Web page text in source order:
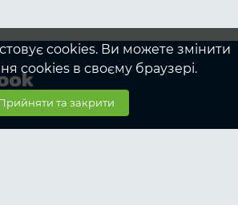
cookies. Ви можете змінити
cookies в своєму браузері.
та закрити